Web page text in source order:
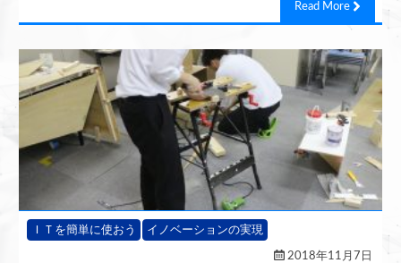
Read More
ＩＴを簡単に使おう イノベーションの実現
2018年11月7日